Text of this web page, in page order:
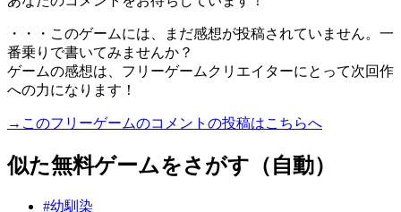
・・・このゲームには、まだ感想が投稿されていません。一
番乗りで書いてみませんか？
ゲームの感想は、フリーゲームクリエイターにとって次回作
への力になります！
→このフリーゲームのコメントの投稿はこちらへ
似た無料ゲームをさがす（自動）
#幼馴染